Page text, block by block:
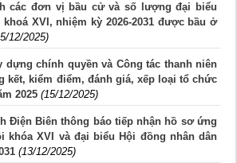
các đơn vị bầu cử và số lượng đại biểu
XVI, nhiệm kỳ 2026-2031 được bầu ở
12/2025)
dựng chính quyền và Công tác thanh niên
kết, kiểm điểm, đánh giá, xếp loại tổ chức
2025 (15/12/2025)
Điện Biên thông báo tiếp nhận hồ sơ ứng
khóa XVI và đại biểu Hội đồng nhân dân
(13/12/2025)